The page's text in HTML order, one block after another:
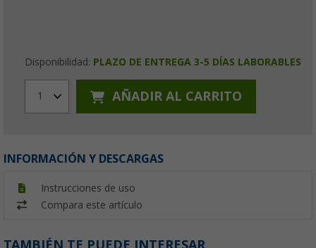
Disponibilidad: PLAZO DE ENTREGA 3-5 DÍAS LABORABLES
1 AÑADIR AL CARRITO
INFORMACIÓN Y DESCARGAS
Instrucciones de uso
Compara este artículo
TAMBIÉN TE PUEDE INTERESAR